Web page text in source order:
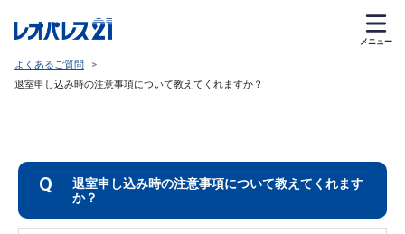
メニュー
よくあるご質問
>
退室申し込み時の注意事項について教えてくれますか？
Q
退室申し込み時の注意事項について教えてくれます
か？